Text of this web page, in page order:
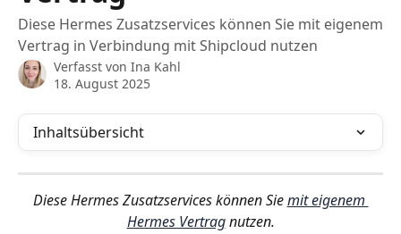
Diese Hermes Zusatzservices können Sie mit eigenem
Vertrag in Verbindung mit Shipcloud nutzen
Verfasst von Ina Kahl
18. August 2025
Inhaltsübersicht
Diese Hermes Zusatzservices können Sie mit eigenem
Hermes Vertrag nutzen.